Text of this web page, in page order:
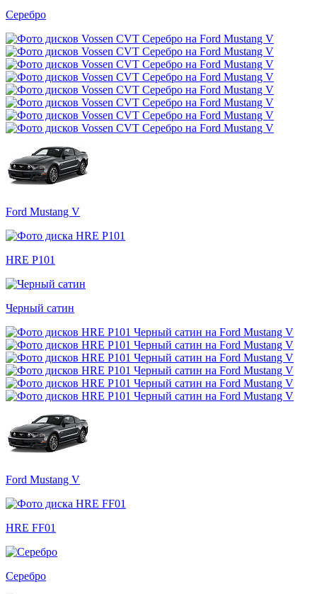
Серебро
Ford Mustang V
HRE P101
Черный сатин
Ford Mustang V
HRE FF01
Серебро